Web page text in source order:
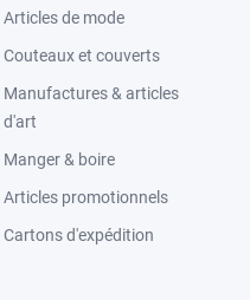
Articles de mode
Couteaux et couverts
Manufactures & articles
d'art
Manger & boire
Articles promotionnels
Cartons d'expédition